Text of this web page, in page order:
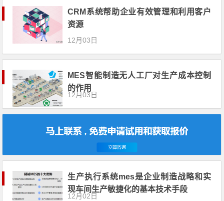
CRM系统帮助企业有效管理和利用客户
资源
12月03日
MES智能制造无人工厂对生产成本控制
的作用
12月03日
生产执行系统mes是企业制造战略和实
现车间生产敏捷化的基本技术手段
12月02日